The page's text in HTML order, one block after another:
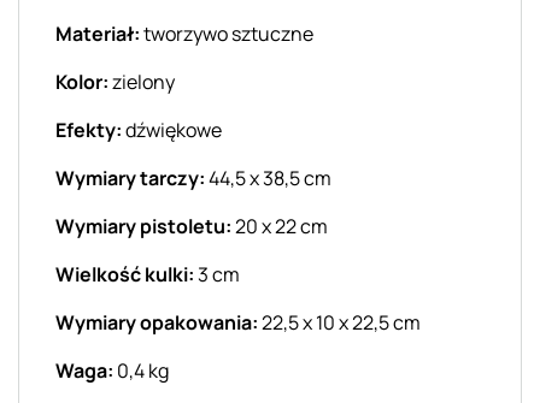
Materiał:tworzywo sztuczne
Kolor:zielony
Efekty:dźwiękowe
Wymiary tarczy:44,5 x 38,5 cm
Wymiary pistoletu:20 x 22 cm
Wielkość kulki:3 cm
Wymiary opakowania:22,5 x 10 x 22,5 cm
Waga: 0,4 kg